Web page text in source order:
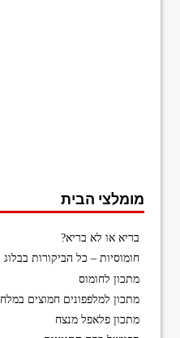
מומלצי הבית
בריא או לא בריא?
חומוסיות – כל הביקורות בבלוג
מתכון לחומוס
מתכון למלפפונים חמוצים במלח
מתכון פלאפל מנצח